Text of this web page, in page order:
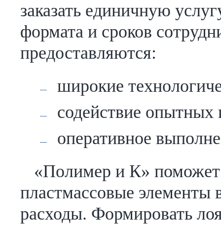
заказать единичную
формата и сроков
предоставляются:
широкие
содействие опытных
оперативное
«Полимер и К» поможет
пластмассовые элементы
расходы. Формировать